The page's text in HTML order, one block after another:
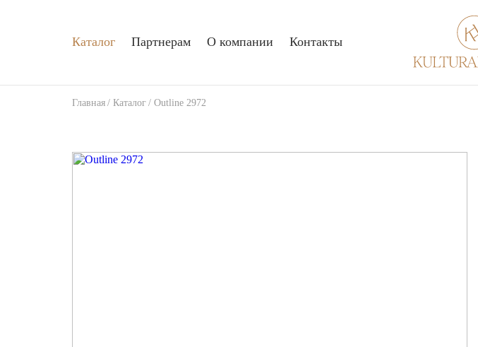
Каталог Партнерам О компании Контакты
Главная / Каталог / Outline 2972